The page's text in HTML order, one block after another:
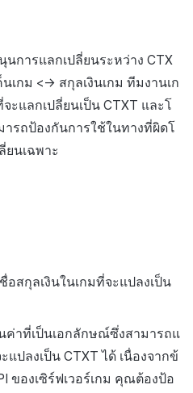
การแลกเปลี่ยนระหว่าง CTX
เกม <-> สกุลเงินเกม ทีมงานเก
ะแลกเปลี่ยนเป็น CTXT และโ
ารถป้องกันการใช้ในทางที่ผิดโ
ยนเฉพาะ
อสกุลเงินในเกมที่จะแปลงเป็น
ค่าที่เป็นเอกลักษณ์ซึ่งสามารถแ
แปลงเป็น CTXT ได้ เนื่องจากข้
ของเซิร์ฟเวอร์เกม คุณต้องป้อ